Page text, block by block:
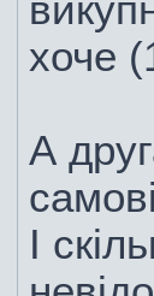
хоче
А
І